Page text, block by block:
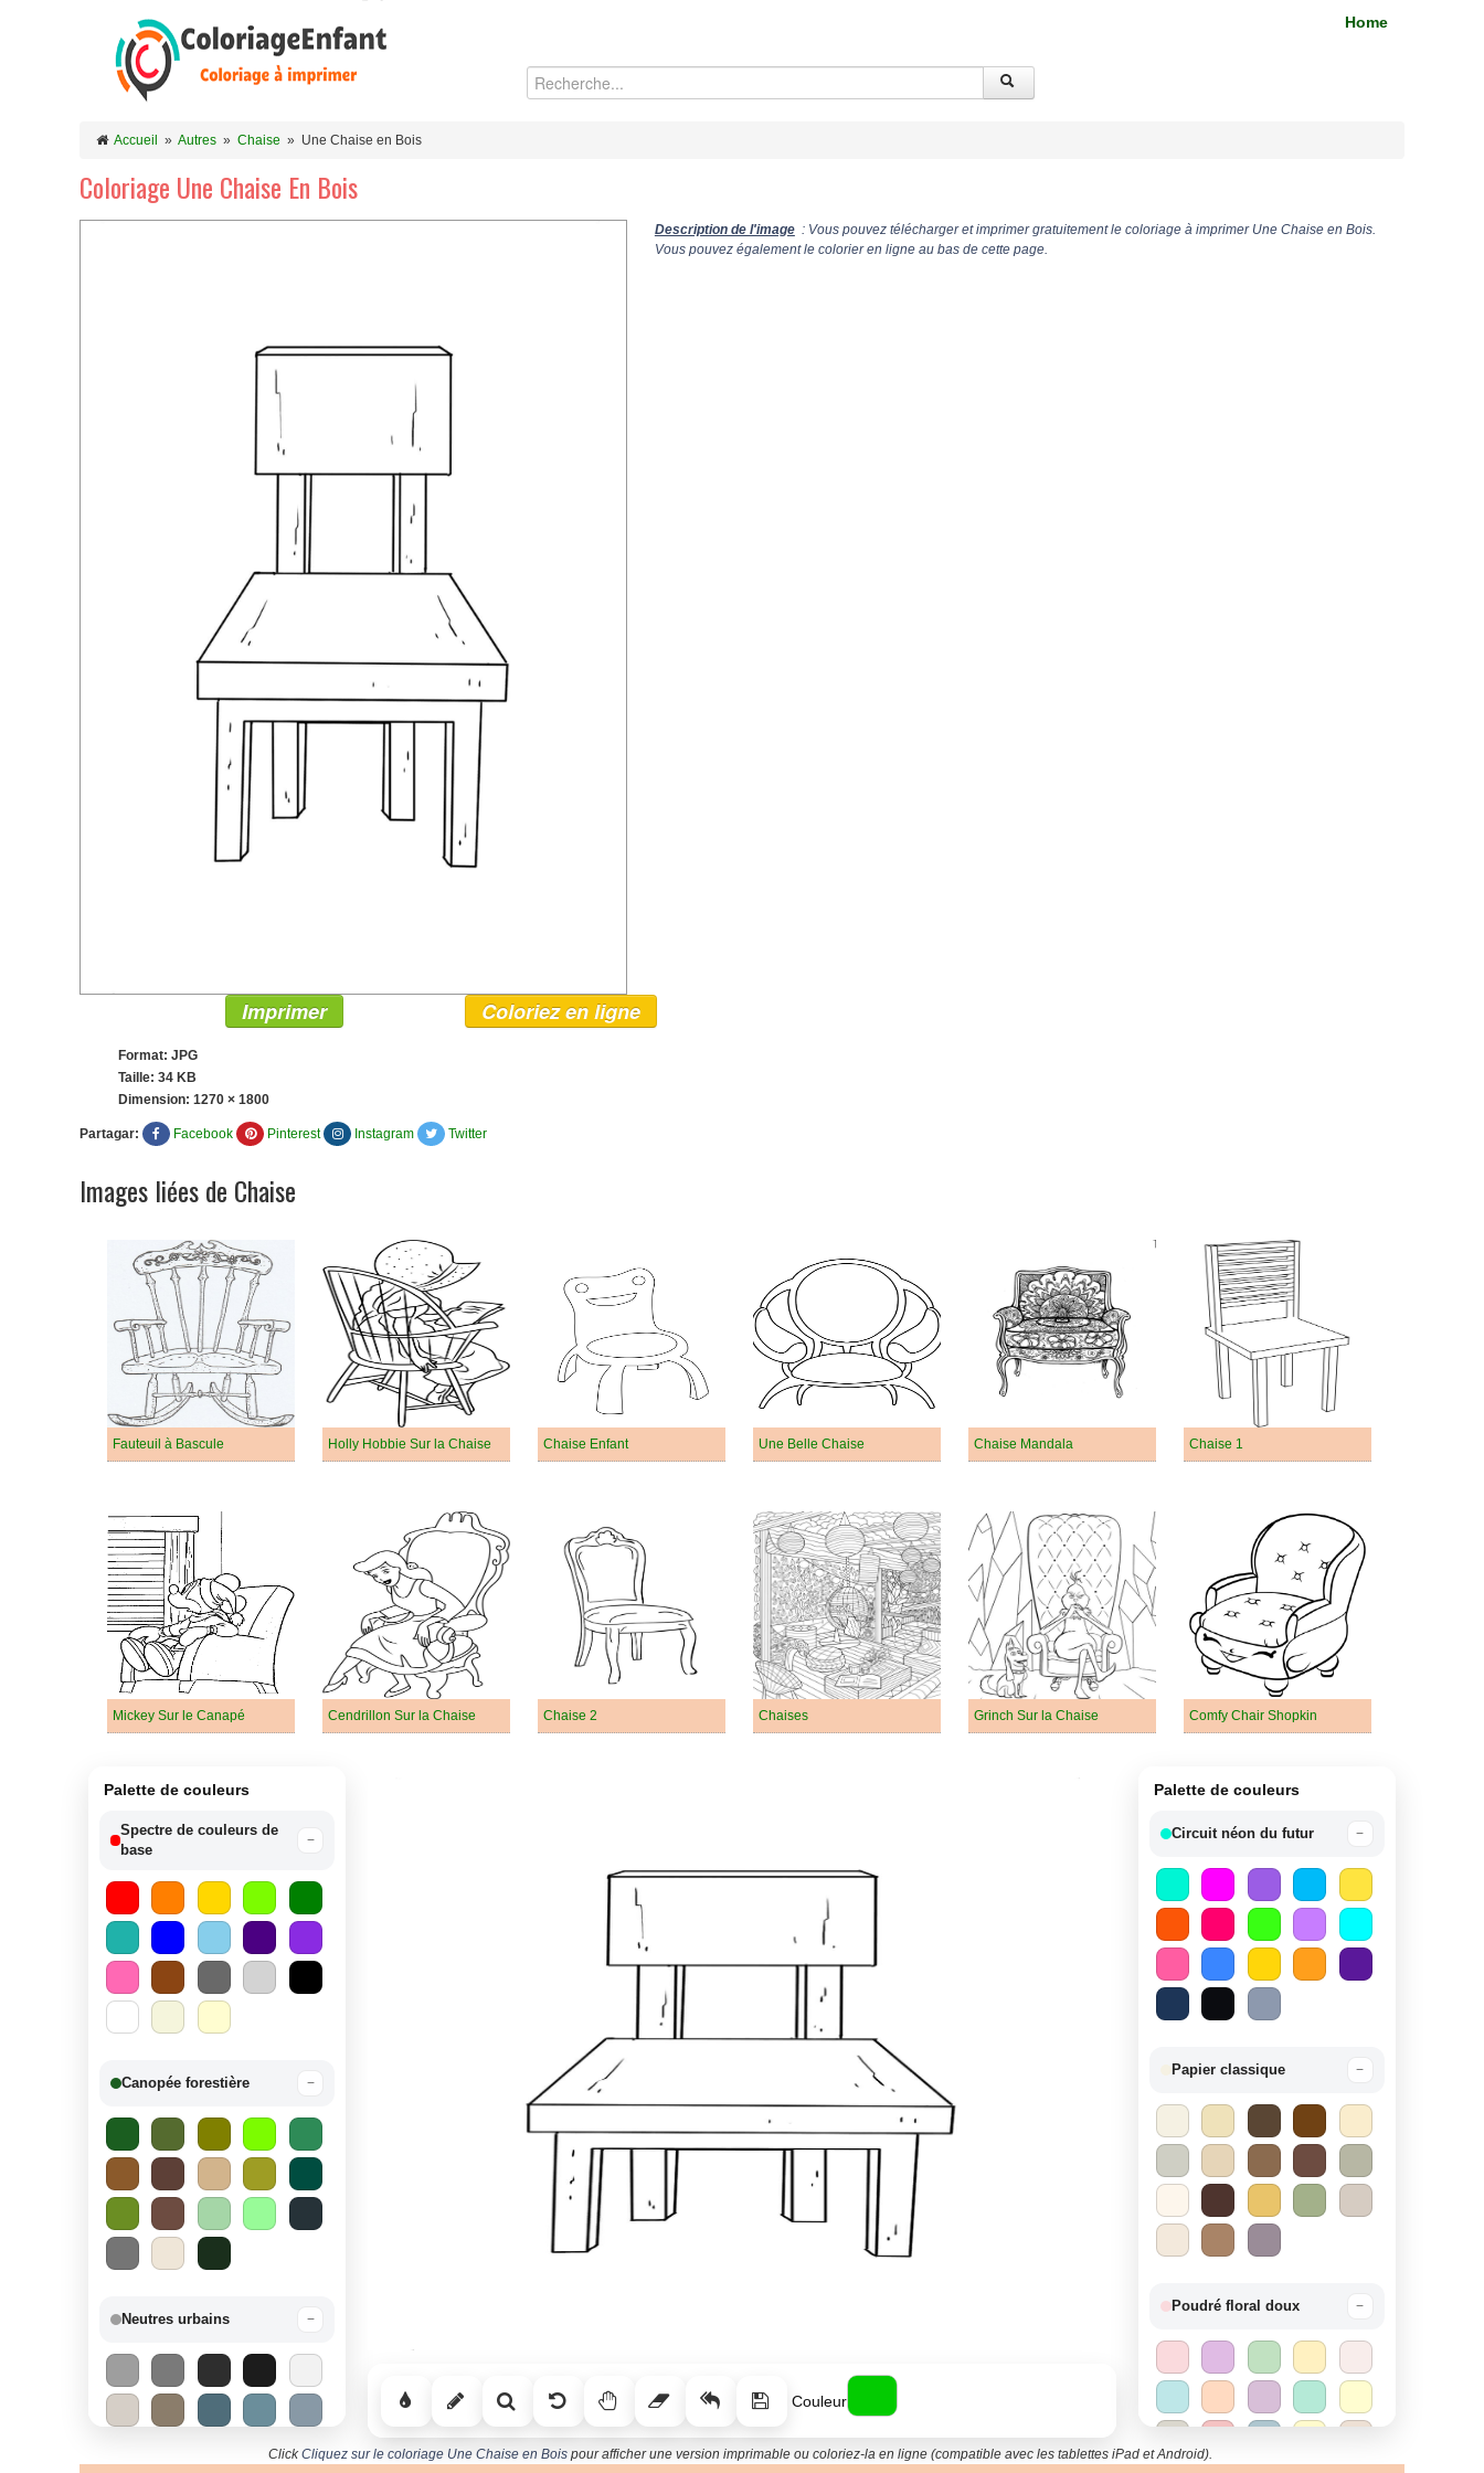
Home
Accueil » Autres » Chaise » Une Chaise en Bois
Coloriage Une Chaise En Bois
Description de l'image : Vous pouvez télécharger et imprimer gratuitement le coloriage à imprimer Une Chaise en Bois.
Vous pouvez également le colorier en ligne au bas de cette page.
Imprimer Coloriez en ligne
Format: JPG
Taille: 34 KB
Dimension: 1270 × 1800
Partagar: Facebook Pinterest Instagram Twitter
Images liées de Chaise
Fauteuil à Bascule Holly Hobbie Sur la Chaise Chaise Enfant Une Belle Chaise Chaise Mandala Chaise 1
Mickey Sur le Canapé Cendrillon Sur la Chaise Chaise 2 Chaises Grinch Sur la Chaise Comfy Chair Shopkin
Palette de couleurs
Spectre de couleurs de
base
−
Canopée forestière −
Neutres urbains −
Couleur
Palette de couleurs
Circuit néon du futur −
Papier classique −
Poudré floral doux −
ClickCliquez sur le coloriage Une Chaise en Bois pour afficher une version imprimable ou coloriez-la en ligne (compatible avec les tablettes iPad et Android).